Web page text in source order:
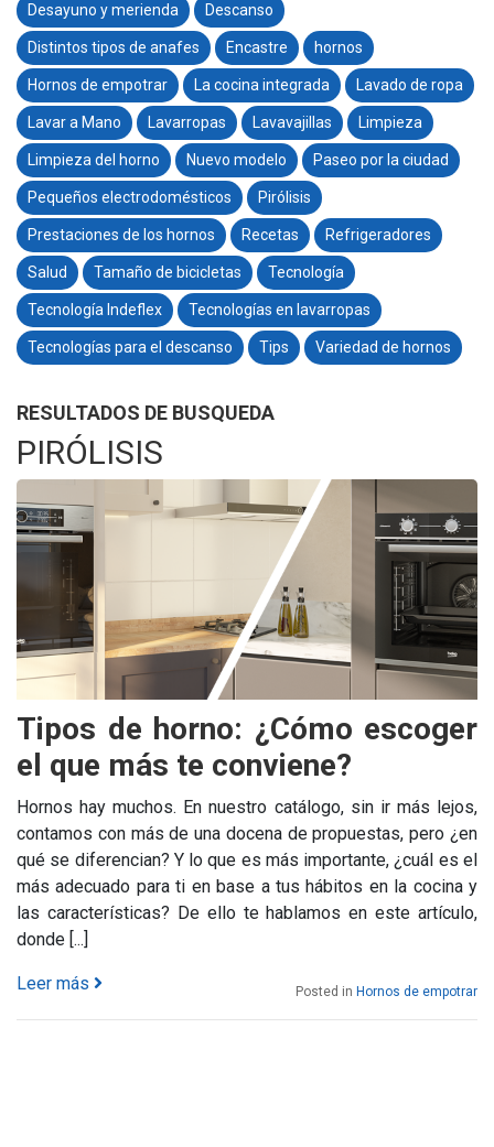
Desayuno y merienda Descanso
Distintos tipos de anafes Encastre hornos
Hornos de empotrar La cocina integrada Lavado de ropa
Lavar a Mano Lavarropas Lavavajillas Limpieza
Limpieza del horno Nuevo modelo Paseo por la ciudad
Pequeños electrodomésticos Pirólisis
Prestaciones de los hornos Recetas Refrigeradores
Salud Tamaño de bicicletas Tecnología
Tecnología Indeflex Tecnologías en lavarropas
Tecnologías para el descanso Tips Variedad de hornos
RESULTADOS DE BUSQUEDA
PIRÓLISIS
Tipos de horno: ¿Cómo escoger
el que más te conviene?
Hornos hay muchos. En nuestro catálogo, sin ir más lejos,
contamos con más de una docena de propuestas, pero ¿en
qué se diferencian? Y lo que es más importante, ¿cuál es el
más adecuado para ti en base a tus hábitos en la cocina y
las características? De ello te hablamos en este artículo,
donde [...]
Leer más Posted in Hornos de empotrar